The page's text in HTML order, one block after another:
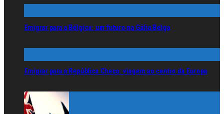
Emigrar para a Bélgica: um futuro na Gália Belga
Emigrar para a República Checa: viagem ao centro da Europa